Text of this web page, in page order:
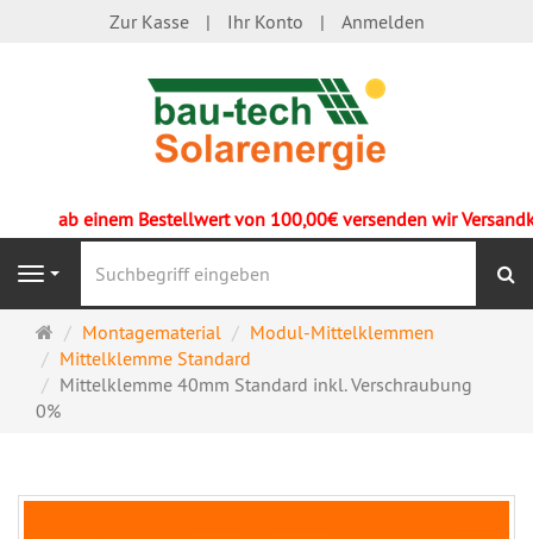
Zur Kasse Ihr Konto Anmelden
ab einem Bestellwert von 100,00€ versenden wir
Navigation
Startseite
Montagematerial
Modul-Mittelklemmen
Mittelklemme Standard
Mittelklemme 40mm Standard inkl. Verschraubung
0%